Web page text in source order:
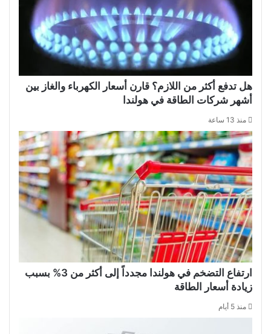
هل تدفع أكثر من اللازم؟ قارن أسعار الكهرباء والغاز بين
أشهر شركات الطاقة في هولندا
منذ 13 ساعة
ارتفاع التضخم في هولندا مجدداً إلى أكثر من 3% بسبب
زيادة أسعار الطاقة
منذ 5 أيام